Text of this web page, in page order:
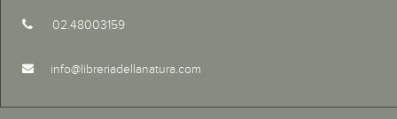
02.48003159
info@libreriadellanatura.com